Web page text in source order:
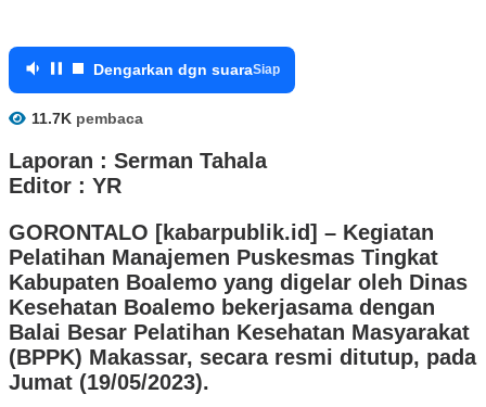
Dengarkan dgn suaraSiap
11.7K pembaca
Laporan : Serman Tahala
Editor : YR
GORONTALO [kabarpublik.id] – Kegiatan
Pelatihan Manajemen Puskesmas Tingkat
Kabupaten Boalemo yang digelar oleh Dinas
Kesehatan Boalemo bekerjasama dengan
Balai Besar Pelatihan Kesehatan Masyarakat
(BPPK) Makassar, secara resmi ditutup, pada
Jumat (19/05/2023).